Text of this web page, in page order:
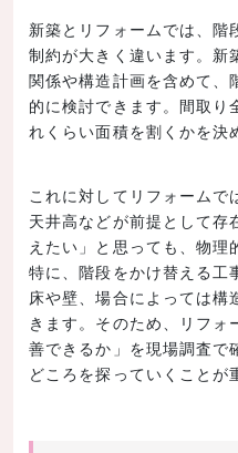
新築とリフォームでは、階
制約が大きく違います。
関係や構造計画を含めて、
的に検討できます。間取り
れくらい面積を割くかを決
これに対してリフォームで
天井高などが前提として存
えたい」と思っても、物理
特に、階段をかけ替える工
床や壁、場合によっては
きます。そのため、リフ
善できるか」を現場調査で
どころを探っていくことが